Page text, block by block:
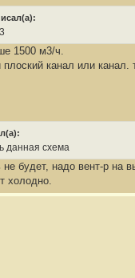
1500 м3/ч.
канал или канал.
данная схема
не будет, надо вент-р на
холодно.